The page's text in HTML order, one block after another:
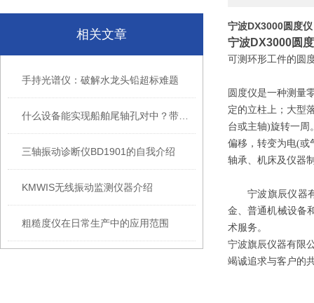
相关文章
手持光谱仪：破解水龙头铅超标难题
三轴振动诊断仪BD1901的自我介绍
KMWIS无线振动监测仪器介绍
粗糙度仪在日常生产中的应用范围
宁波DX3000圆度仪
宁波DX3000圆
可测环形工件的圆
圆度仪是一种测量
定的立柱上；大型
台或主轴)旋转一周
偏移，转变为电(或
轴承、机床及仪器
宁波旗辰仪器
金、普通机械设备
术服务。
宁波旗辰仪器有限
竭诚追求与客户的